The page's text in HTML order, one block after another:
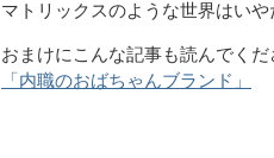
マトリックスのような世界はいや
おまけにこんな記事も読んでくだ
「内職のおばちゃんブランド」